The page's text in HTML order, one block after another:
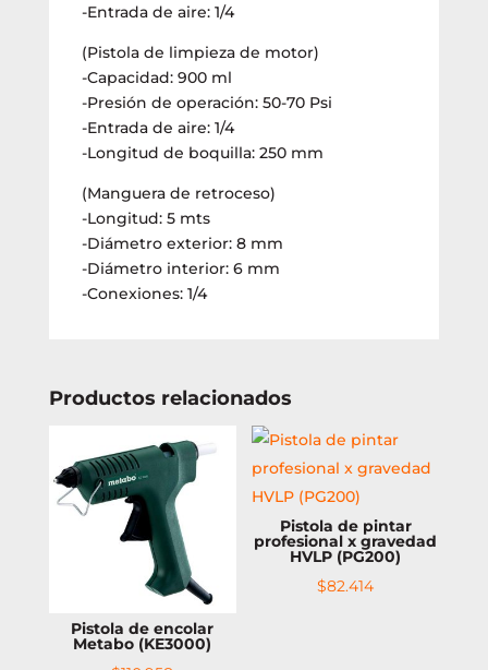
-Entrada de aire: 1/4
(Pistola de limpieza de motor)
-Capacidad: 900 ml
-Presión de operación: 50-70 Psi
-Entrada de aire: 1/4
-Longitud de boquilla: 250 mm
(Manguera de retroceso)
-Longitud: 5 mts
-Diámetro exterior: 8 mm
-Diámetro interior: 6 mm
-Conexiones: 1/4
Productos relacionados
Pistola de encolar
Metabo (KE3000)
Pistola de pintar
profesional x gravedad
HVLP (PG200)
$82.414